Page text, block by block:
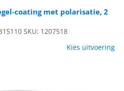
coating met polarisatie, 2
SKU: 1207518
Kies uitvoering